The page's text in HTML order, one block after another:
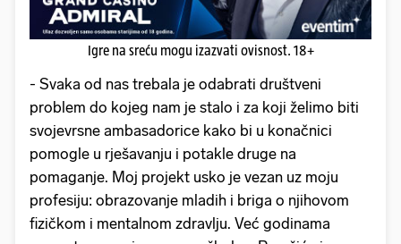
Igre na sreću mogu izazvati ovisnost. 18+
- Svaka od nas trebala je odabrati društveni
problem do kojeg nam je stalo i za koji želimo biti
svojevrsne ambasadorice kako bi u konačnici
pomogle u rješavanju i potakle druge na
pomaganje. Moj projekt usko je vezan uz moju
profesiju: obrazovanje mladih i briga o njihovom
fizičkom i mentalnom zdravlju. Već godinama